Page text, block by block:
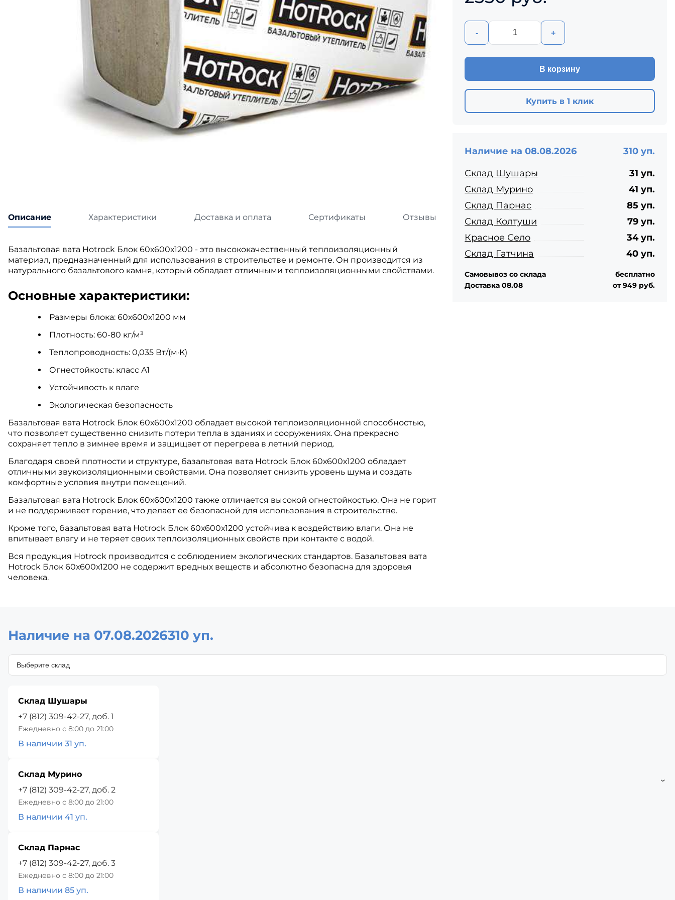
Катепал
Икопал
Технониколь Шинглас
Комплектующие для ЦПЧ
Комплектующие Braas
Описание Характеристики Доставка и оплата Сертификаты Отзывы
Базальтовая вата Hotrock Блок 60х600х1200 - это высококачественный теплоизоляционный
материал, предназначенный для использования в строительстве и ремонте. Он производится из
натурального базальтового камня, который обладает отличными теплоизоляционными свойствами.
Основные характеристики:
Размеры блока: 60х600х1200 мм
Плотность: 60-80 кг/м³
Теплопроводность: 0,035 Вт/(м·К)
Огнестойкость: класс А1
Устойчивость к влаге
Экологическая безопасность
Базальтовая вата Hotrock Блок 60х600х1200 обладает высокой теплоизоляционной способностью,
что позволяет существенно снизить потери тепла в зданиях и сооружениях. Она прекрасно
сохраняет тепло в зимнее время и защищает от перегрева в летний период.
Благодаря своей плотности и структуре, базальтовая вата Hotrock Блок 60х600х1200 обладает
отличными звукоизоляционными свойствами. Она позволяет снизить уровень шума и создать
комфортные условия внутри помещений.
Базальтовая вата Hotrock Блок 60х600х1200 также отличается высокой огнестойкостью. Она не горит
и не поддерживает горение, что делает ее безопасной для использования в строительстве.
Кроме того, базальтовая вата Hotrock Блок 60х600х1200 устойчива к воздействию влаги. Она не
впитывает влагу и не теряет своих теплоизоляционных свойств при контакте с водой.
Вся продукция Hotrock производится с соблюдением экологических стандартов. Базальтовая вата
Hotrock Блок 60х600х1200 не содержит вредных веществ и абсолютно безопасна для здоровья
человека.
- +
В корзину
Купить в 1 клик
Наличие на 08.08.2026
310 уп.
Склад Шушары
31 уп.
Склад Мурино
41 уп.
Склад Парнас
85 уп.
Склад Колтуши
79 уп.
Красное Село
34 уп.
Склад Гатчина
40 уп.
Самовывоз со склада
бесплатно
Доставка 08.08
от 949 руб.
Наличие на 07.08.2026310 уп.
Склад Шушары
+7 (812) 309-42-27, доб. 1
Ежедневно с 8:00 до 21:00
В наличии 31 уп.
Склад Мурино
+7 (812) 309-42-27, доб. 2
Ежедневно с 8:00 до 21:00
В наличии 41 уп.
Склад Парнас
+7 (812) 309-42-27, доб. 3
Ежедневно с 8:00 до 21:00
В наличии 85 уп.